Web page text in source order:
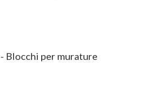
per murature